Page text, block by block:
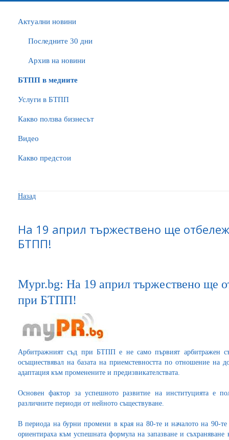
Актуални новини
Последните 30 дни
Архив на новини
БTПП в медиите
Услуги в БТПП
Какво ползва бизнесът
Видео
Какво предстои
Назад
На 19 април тържествено ще
БТПП!
Mypr.bg: На 19 април тържествено ще
при БТПП!
Арбитражният съд при БТПП е не само първият арбитражен
осъщиествявал на базата на приемстевността по отношение на
адаптация към променените и предизвикателствата.
Основен фактор за успешното развитие на институцията е
различните периоди от нейното съществуване.
В периода на бурни промени в края на 80-те и началото на 90-те
ориентираха към успешната формула на запазване и